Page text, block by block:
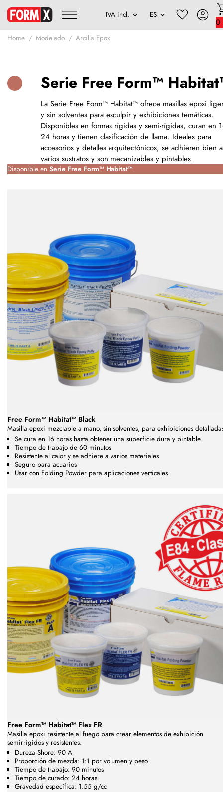
0
Home Modelado Arcilla Epoxi
Serie Free Form™
La Serie Free Form™ Habitat™ ofrece masillas epoxi
y sin solventes para esculpir y exhibiciones temáticas.
Disponibles en formas rígidas y semi-rígidas, curan en
24 horas y tienen clasificación de llama. Ideales para
accesorios y detalles arquitectónicos, se adhieren bien a
varios sustratos y son mecanizables y pintables.
Disponible en Serie Free Form™ Habitat™
Free Form™ Habitat™ Black
Masilla epoxi mezclable a mano, sin solventes, para exhibiciones
Se cura en 16 horas hasta obtener una superficie dura y pintable
Tiempo de trabajo de 60 minutos
Resistente al calor y se adhiere a varios materiales
Seguro para acuarios
Usar con Folding Powder para aplicaciones verticales
Free Form™ Habitat™ Flex FR
Masilla epoxi resistente al fuego para crear elementos de exhibición
semirrígidos y resistentes.
Dureza Shore: 90 A
Proporción de mezcla: 1:1 por volumen y peso
Tiempo de trabajo: 90 minutos
Tiempo de curado: 24 horas
Gravedad específica: 1.55 g/cc